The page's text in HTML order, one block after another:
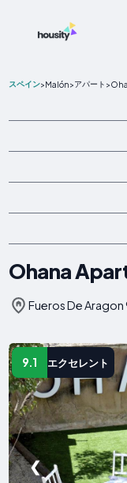
スペイン>Malón>アパート >
Ohana
Fueros De Aragon
9.1 エクセレント
❮